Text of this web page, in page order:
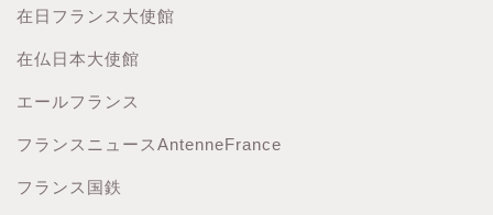
在日フランス大使館
在仏日本大使館
エールフランス
フランスニュースAntenneFrance
フランス国鉄